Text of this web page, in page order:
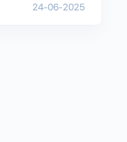
24-06-2025